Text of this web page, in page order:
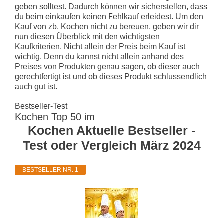
geben solltest. Dadurch können wir sicherstellen, dass
du beim einkaufen keinen Fehlkauf erleidest. Um den
Kauf von zb. Kochen nicht zu bereuen, geben wir dir
nun diesen Überblick mit den wichtigsten
Kaufkriterien. Nicht allein der Preis beim Kauf ist
wichtig. Denn du kannst nicht allein anhand des
Preises von Produkten genau sagen, ob dieser auch
gerechtfertigt ist und ob dieses Produkt schlussendlich
auch gut ist.
Bestseller-Test
Kochen Top 50 im
Kochen Aktuelle Bestseller -
Test oder Vergleich März 2024
BESTSELLER NR. 1